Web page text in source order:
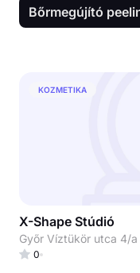
Bőrmegújító
KOZMETIKA
X-Shape Stúdió
Győr Víztükör utca 4/a
0